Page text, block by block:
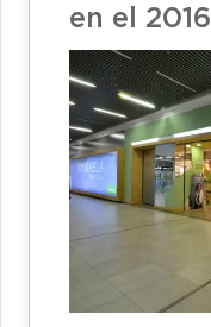
en el 2016